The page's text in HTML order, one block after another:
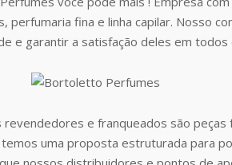
perfumaria fina e linha capilar. Nosso
e garantir a satisfação deles em todos
e franqueados são
uma proposta estruturada para